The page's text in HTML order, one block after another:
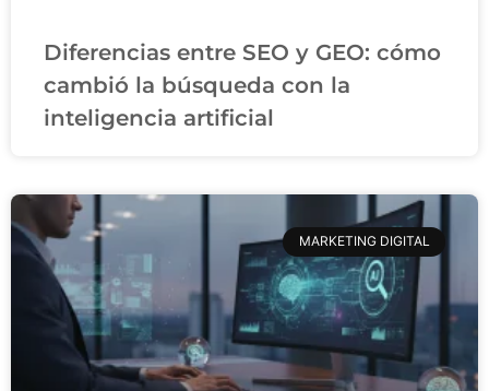
Diferencias entre SEO y GEO: cómo
cambió la búsqueda con la
inteligencia artificial
MARKETING DIGITAL